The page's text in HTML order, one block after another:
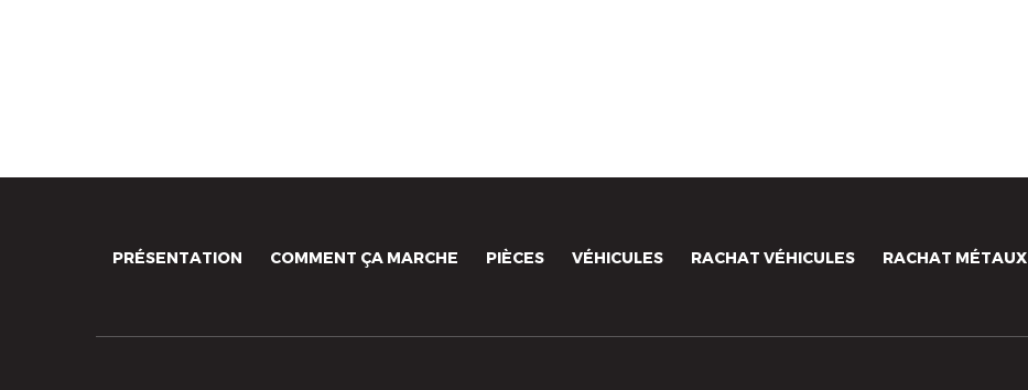
PRÉSENTATION COMMENT ÇA MARCHE PIÈCES VÉHICULES RACHAT VÉHICULES RACHAT MÉTAUX